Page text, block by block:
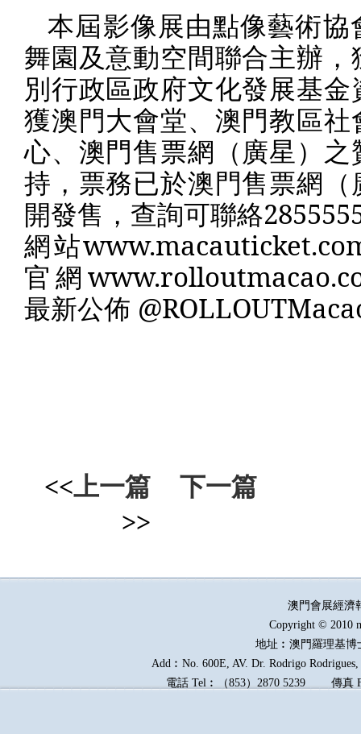
本屆影像展由點像藝術協
舞園及意動空間聯合主辦，
別行政區政府文化發展基金
獲澳門大會堂、澳門教區社
心、澳門售票網（廣星）之
持，票務已於澳門售票網（
開發售，查詢可聯絡
網站
官網
最新公佈
<<上一篇
下一篇
>>
澳門會展經
Copyright © 2010
地址︰澳門羅理基博
Add︰No. 600E, AV. Dr. Rodrigo
電話 Tel︰（853）2870 5239傳真